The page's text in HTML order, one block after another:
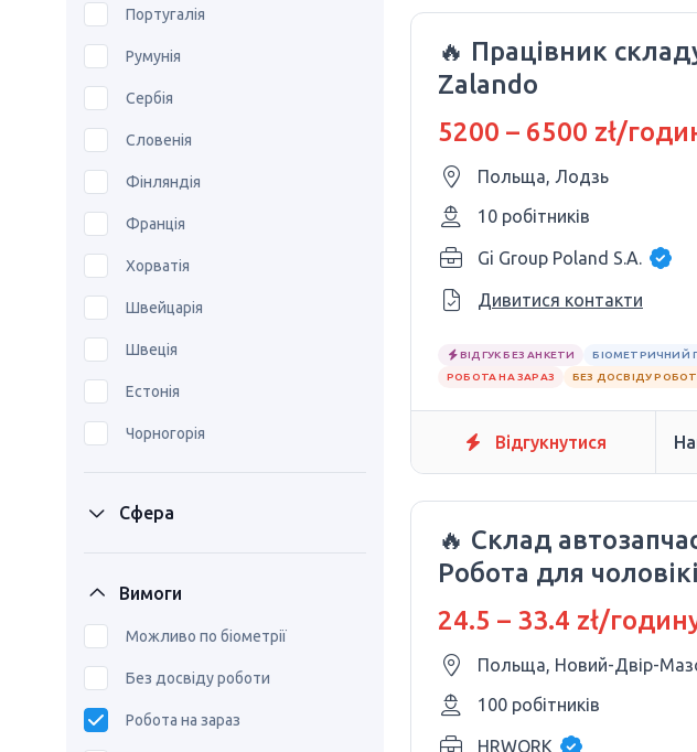
Португалія
Румунія
Сербія
Словенія
Фінляндія
Франція
Хорватія
Швейцарія
Швеція
Естонія
Чорногорія
Сфера
Вимоги
Можливо по біометрії
Без досвіду роботи
Робота на зараз
🔥 Працівник
Zalando
5200 – 6500 zł/
Польща, Лодзь
10 робітників
Gi Group Poland S.A.
Дивитися контакти
ВІДГУК БЕЗ АНКЕТИ
БІОМЕТРИЧНИЙ
РОБОТА НА ЗАРАЗ
БЕЗ ДОСВІДУ
Відгукнутися
🔥 Склад
Робота для
24.5 – 33.4 zł/
Польща, Новий-Двір-
100 робітників
HRWORK